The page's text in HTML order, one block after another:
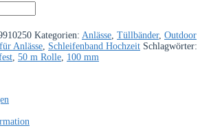
Kategorien: Anlässe, Tüllbänder, Outdoor
Anlässe, Schleifenband Hochzeit Schlagwörter:
, 50 m Rolle, 100 mm